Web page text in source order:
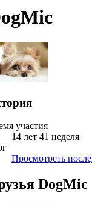
участия
14 лет 41 неделя
Просмотреть
DogMic